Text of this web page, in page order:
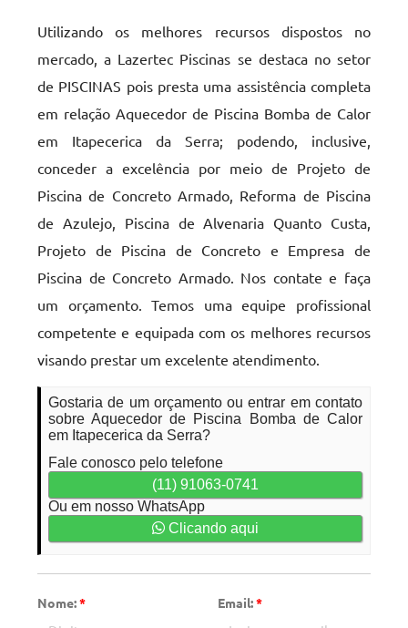
Utilizando os melhores recursos dispostos no
mercado, a Lazertec Piscinas se destaca no setor
de PISCINAS pois presta uma assistência completa
em relação Aquecedor de Piscina Bomba de Calor
em Itapecerica da Serra; podendo, inclusive,
conceder a excelência por meio de Projeto de
Piscina de Concreto Armado, Reforma de Piscina
de Azulejo, Piscina de Alvenaria Quanto Custa,
Projeto de Piscina de Concreto e Empresa de
Piscina de Concreto Armado. Nos contate e faça
um orçamento. Temos uma equipe profissional
competente e equipada com os melhores recursos
visando prestar um excelente atendimento.
Gostaria de um orçamento ou entrar em contato
sobre Aquecedor de Piscina Bomba de Calor
em Itapecerica da Serra?
Fale conosco pelo telefone
(11) 91063-0741
Ou em nosso WhatsApp
Clicando aqui
Nome:* Email:*